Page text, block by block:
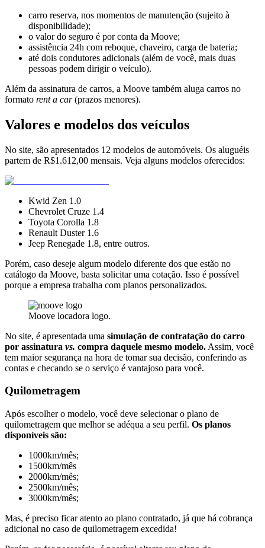
carro reserva, nos momentos de manutenção (sujeito à
disponibilidade);
o valor do seguro é por conta da Moove;
assistência 24h com reboque, chaveiro, carga de bateria;
até dois condutores adicionais (além de você, mais duas
pessoas podem dirigir o veículo).
Além da assinatura de carros, a Moove também aluga carros no
formato rent a car(prazos menores).
Valores e modelos dos veículos
No site, são apresentados 12 modelos de automóveis. Os aluguéis
partem de R$1.612,00 mensais. Veja alguns modelos oferecidos:
Kwid Zen 1.0
Chevrolet Cruze 1.4
Toyota Corolla 1.8
Renault Duster 1.6
Jeep Renegade 1.8, entre outros.
Porém, caso deseje algum modelo diferente dos que estão no
catálogo da Moove, basta solicitar uma cotação. Isso é possível
porque a empresa trabalha com planos personalizados.
Moove locadora logo.
No site, é apresentada uma simulação de contratação do carro
por assinatura vs. compra daquele mesmo modelo. Assim, você
tem maior segurança na hora de tomar sua decisão, conferindo as
contas e checando se o serviço é vantajoso para você.
Quilometragem
Após escolher o modelo, você deve selecionar o plano de
quilometragem que melhor se adéqua a seu perfil. Os planos
disponíveis são:
1000km/mês;
1500km/mês
2000km/mês;
2500km/mês;
3000km/mês;
Mas, é preciso ficar atento ao plano contratado, já que há cobrança
adicional no caso de quilometragem excedida!